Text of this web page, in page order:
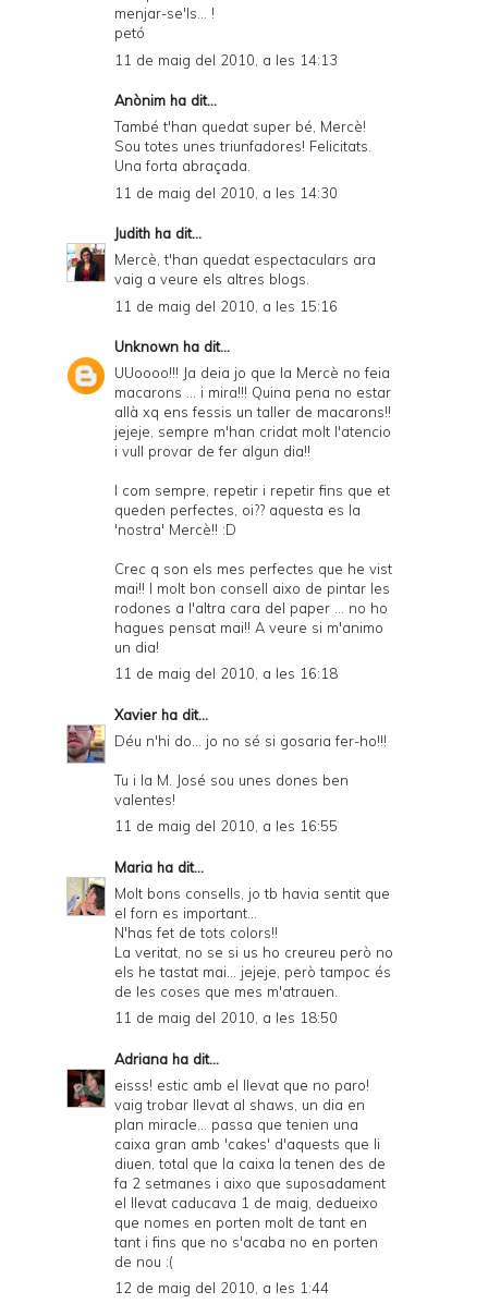
menjar-se'ls... !
petó
11 de maig del 2010, a les 14:13
Anònim ha dit...
També t'han quedat super bé, Mercè!
Sou totes unes triunfadores! Felicitats.
Una forta abraçada.
11 de maig del 2010, a les 14:30
Judith ha dit...
Mercè, t'han quedat espectaculars ara
vaig a veure els altres blogs.
11 de maig del 2010, a les 15:16
Unknown ha dit...
UUoooo!!! Ja deia jo que la Mercè no feia
macarons ... i mira!!! Quina pena no estar
allà xq ens fessis un taller de macarons!!
jejeje, sempre m'han cridat molt l'atencio
i vull provar de fer algun dia!!
I com sempre, repetir i repetir fins que et
queden perfectes, oi?? aquesta es la
'nostra' Mercè!! :D
Crec q son els mes perfectes que he vist
mai!! I molt bon consell aixo de pintar les
rodones a l'altra cara del paper ... no ho
hagues pensat mai!! A veure si m'animo
un dia!
11 de maig del 2010, a les 16:18
Xavier ha dit...
Déu n'hi do... jo no sé si gosaria fer-ho!!!
Tu i la M. José sou unes dones ben
valentes!
11 de maig del 2010, a les 16:55
Maria ha dit...
Molt bons consells, jo tb havia sentit que
el forn es important...
N'has fet de tots colors!!
La veritat, no se si us ho creureu però no
els he tastat mai... jejeje, però tampoc és
de les coses que mes m'atrauen.
11 de maig del 2010, a les 18:50
Adriana ha dit...
eisss! estic amb el llevat que no paro!
vaig trobar llevat al shaws, un dia en
plan miracle... passa que tenien una
caixa gran amb 'cakes' d'aquests que li
diuen, total que la caixa la tenen des de
fa 2 setmanes i aixo que suposadament
el llevat caducava 1 de maig, dedueixo
que nomes en porten molt de tant en
tant i fins que no s'acaba no en porten
de nou :(
12 de maig del 2010, a les 1:44